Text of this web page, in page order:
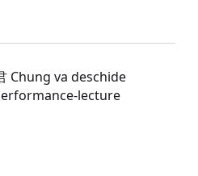
Chung va deschide
lecture